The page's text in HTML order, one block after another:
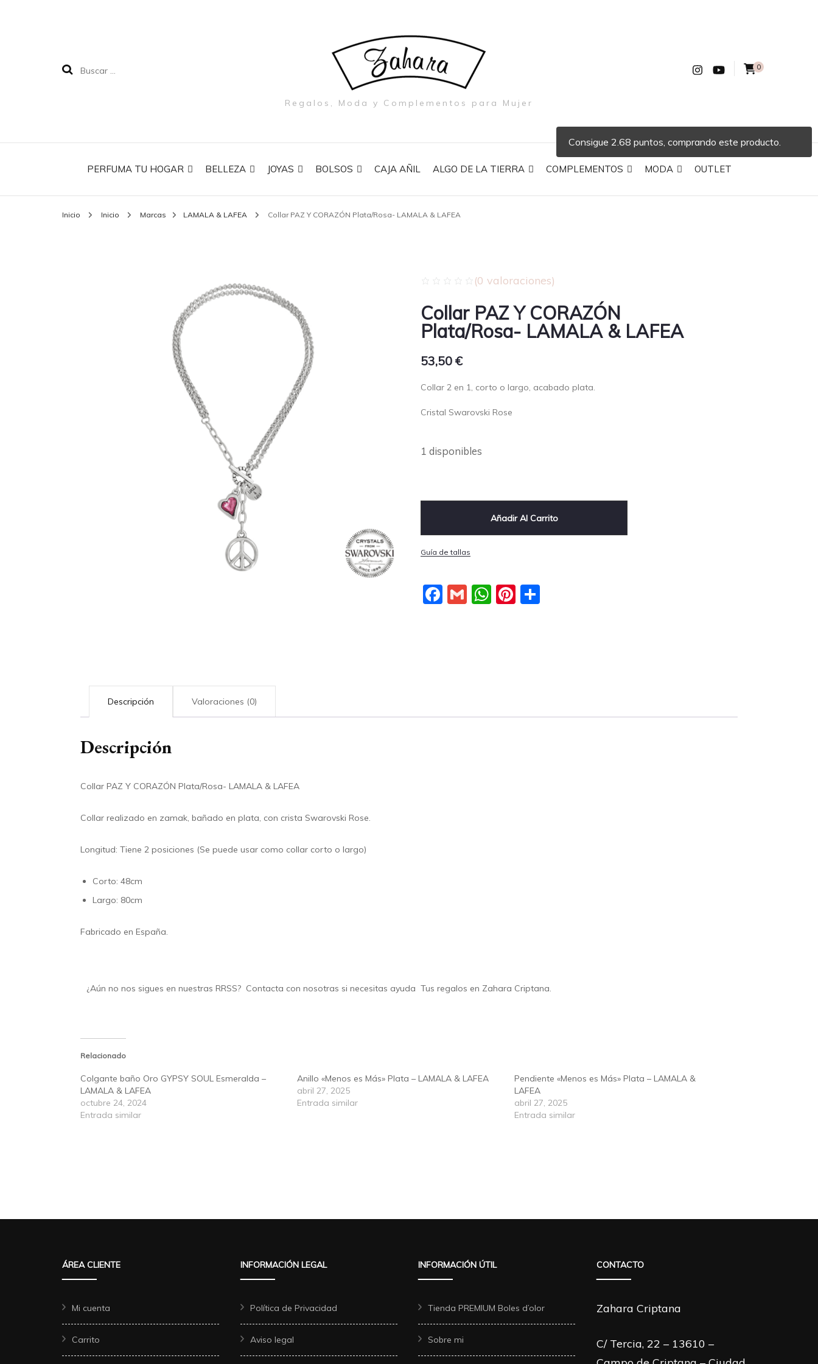
Regalos, Moda y Complementos para Mujer
0
PERFUMA TU HOGAR BELLEZA JOYAS BOLSOS CAJA AÑIL ALGO DE LA TIERRA COMPLEMENTOS MODA OUTLET
Inicio Inicio Marcas LAMALA & LAFEA Collar PAZ Y CORAZÓN Plata/Rosa- LAMALA & LAFEA
(0 valoraciones)
Collar PAZ Y CORAZÓN
Plata/Rosa- LAMALA & LAFEA
53,50€
Collar 2 en 1, corto o largo, acabado plata.
Cristal Swarovski Rose
1 disponibles
Consigue 2.68 puntos, comprando este producto.
Añadir Al Carrito
Guía de tallas
Facebook
GmailWhatsApp
Pinterest
Descripción Valoraciones (0)
Descripción
Collar PAZ Y CORAZÓN Plata/Rosa- LAMALA & LAFEA
Collar realizado en zamak, bañado en plata, con crista Swarovski Rose.
Longitud: Tiene 2 posiciones (Se puede usar como collar corto o largo)
Corto: 48cm
Largo: 80cm
Fabricado en España.
¿Aún no nos sigues en nuestras RRSS? Contacta con nosotras si necesitas ayuda Tus regalos en Zahara Criptana.
Relacionado
Colgante baño Oro GYPSY SOUL Esmeralda –
LAMALA & LAFEA
octubre 24, 2024
Entrada similar
Anillo «Menos es Más» Plata – LAMALA & LAFEA
abril 27, 2025
Entrada similar
Pendiente «Menos es Más» Plata – LAMALA &
LAFEA
abril 27, 2025
Entrada similar
ÁREA CLIENTE
Mi cuenta
Carrito
INFORMACIÓN LEGAL
Política de Privacidad
Aviso legal
INFORMACIÓN ÚTIL
Tienda PREMIUM Boles d’olor
Sobre mi
CONTACTO
Zahara Criptana
C/ Tercia, 22 – 13610 –